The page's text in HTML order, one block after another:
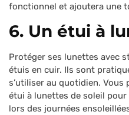
fonctionnel et ajoutera une
6. Un étui à
Protéger ses lunettes avec
étuis en cuir. Ils sont
s’utiliser au quotidien. Vous
étui à lunettes de soleil
lors des journées